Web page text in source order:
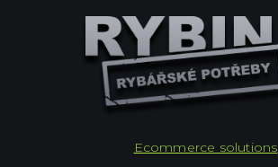
Ecommerce solutions